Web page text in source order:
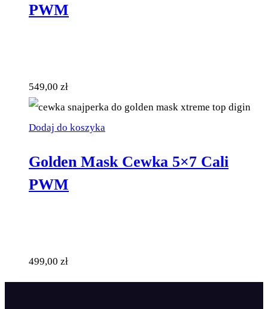
PWM
549,00 zł
Dodaj do koszyka
Golden Mask Cewka 5×7 Cali
PWM
499,00 zł